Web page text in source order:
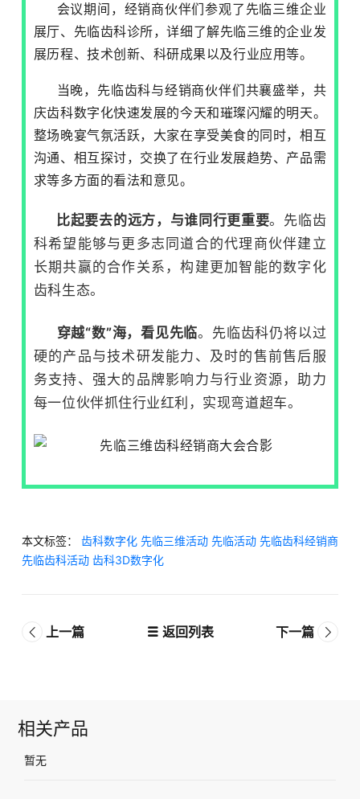
会议期间，经销商伙伴们参观了先临三维企业
展厅、先临齿科诊所，详细了解先临三维的企业发
展历程、技术创新、科研成果以及行业应用等。
当晚，先临齿科与经销商伙伴们共襄盛举，共
庆齿科数字化快速发展的今天和璀璨闪耀的明天。
整场晚宴气氛活跃，大家在享受美食的同时，相互
沟通、相互探讨，交换了在行业发展趋势、产品需
求等多方面的看法和意见。
比起要去的远方，与谁同行更重要。先临齿
科希望能够与更多志同道合的代理商伙伴建立
长期共赢的合作关系，构建更加智能的数字化
齿科生态。
穿越“数”海，看见先临。先临齿科仍将以过
硬的产品与技术研发能力、及时的售前售后服
务支持、强大的品牌影响力与行业资源，助力
每一位伙伴抓住行业红利，实现弯道超车。
本文标签： 齿科数字化 先临三维活动 先临活动 先临齿科经销商
先临齿科活动 齿科3D数字化
上一篇 返回列表 下一篇
相关产品
暂无